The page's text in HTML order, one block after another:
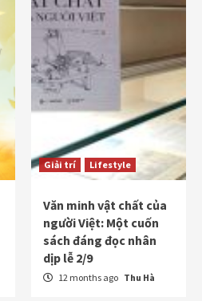
Giải trí Lifestyle
Văn minh vật chất của
người Việt: Một cuốn
sách đáng đọc nhân
dịp lễ 2/9
12 months ago Thu Hà